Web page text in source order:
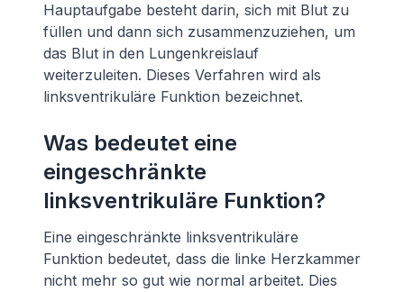
Hauptaufgabe besteht darin, sich mit Blut zu
füllen und dann sich zusammenzuziehen, um
das Blut in den Lungenkreislauf
weiterzuleiten. Dieses Verfahren wird als
linksventrikuläre Funktion bezeichnet.
Was bedeutet eine
eingeschränkte
linksventrikuläre Funktion?
Eine eingeschränkte linksventrikuläre
Funktion bedeutet, dass die linke Herzkammer
nicht mehr so gut wie normal arbeitet. Dies